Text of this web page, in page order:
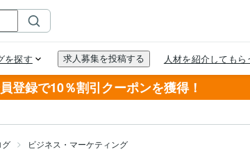
登録で10％割引クーポンを獲得！
グ ビジネス・マーケティング